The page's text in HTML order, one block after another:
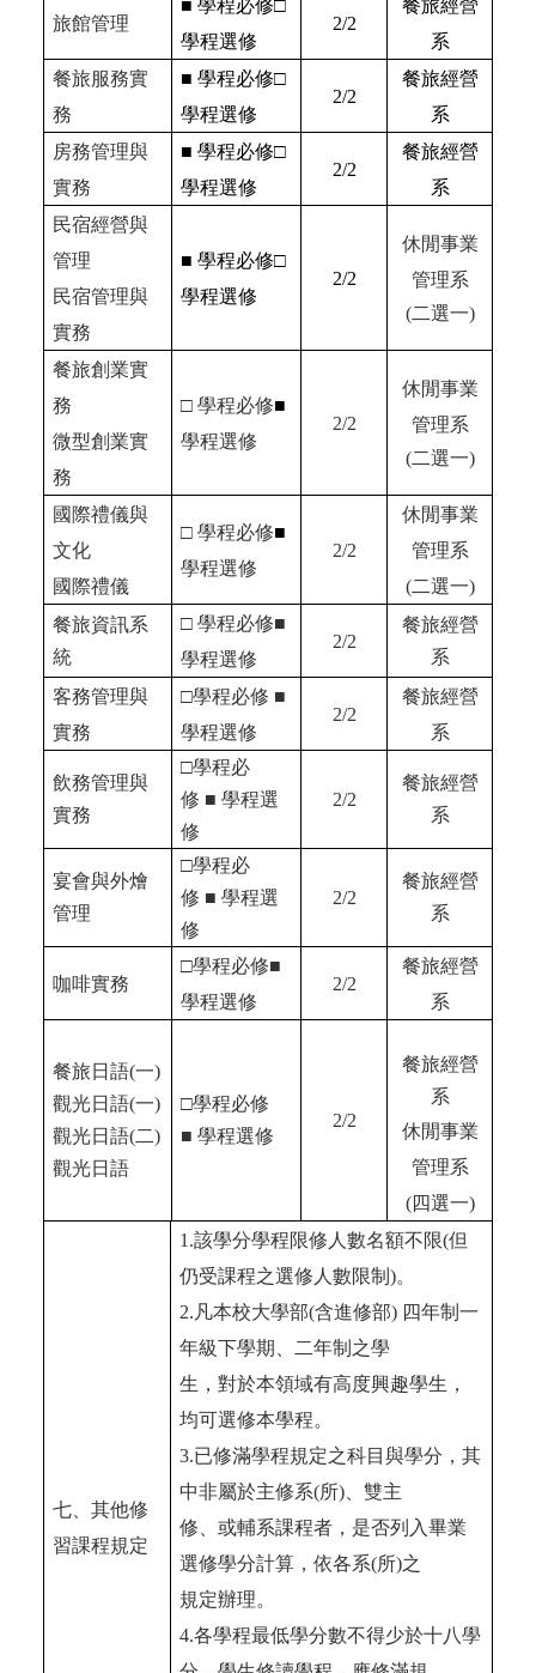
旅館管理
■學程必修□
學程選修
2/2
餐旅經營
系
餐旅服務實
務
■學程必修□
學程選修
2/2
餐旅經營
系
房務管理與
實務
■學程必修□
學程選修
2/2
餐旅經營
系
民宿經營與
管理
民宿管理與
實務
■學程必修□
學程選修
2/2
休閒事業
管理系
(二選一)
餐旅創業實
務
微型創業實
務
□ 學程必修■
學程選修
2/2
休閒事業
管理系
(二選一)
國際禮儀與
文化
國際禮儀
□ 學程必修■
學程選修
2/2
休閒事業
管理系
(二選一)
餐旅資訊系
統
□ 學程必修■
學程選修
2/2
餐旅經營
系
客務管理與
實務
□學程必修 ■
學程選修
2/2
餐旅經營
系
飲務管理與
實務
□學程必
修 ■學程選
修
2/2
餐旅經營
系
宴會與外燴
管理
□學程必
修 ■學程選
修
2/2
餐旅經營
系
咖啡實務
□學程必修■
學程選修
2/2
餐旅經營
系
餐旅日語(一)
觀光日語(一)
觀光日語(二)
觀光日語
□學程必修
■學程選修
2/2
餐旅經營
系
休閒事業
管理系
(四選一)
七 、其他修
習課程規定
1.該學分學程限修人數名額不限(但
仍受課程之選修人數限制)。
2. 凡本校大學部(含進修部) 四年制一
年級下學期、二年制之學
生，對於本領域有高度興趣學生，
均可選修本學程。
3.已修滿學程規定之科目與學分，其
中非屬於主修系(所) 、雙主
修、或輔系課程者，是否列入畢業
選修學分計算，依各系(所)之
規定辦理。
4.各學程最低學分數不得少於十八學